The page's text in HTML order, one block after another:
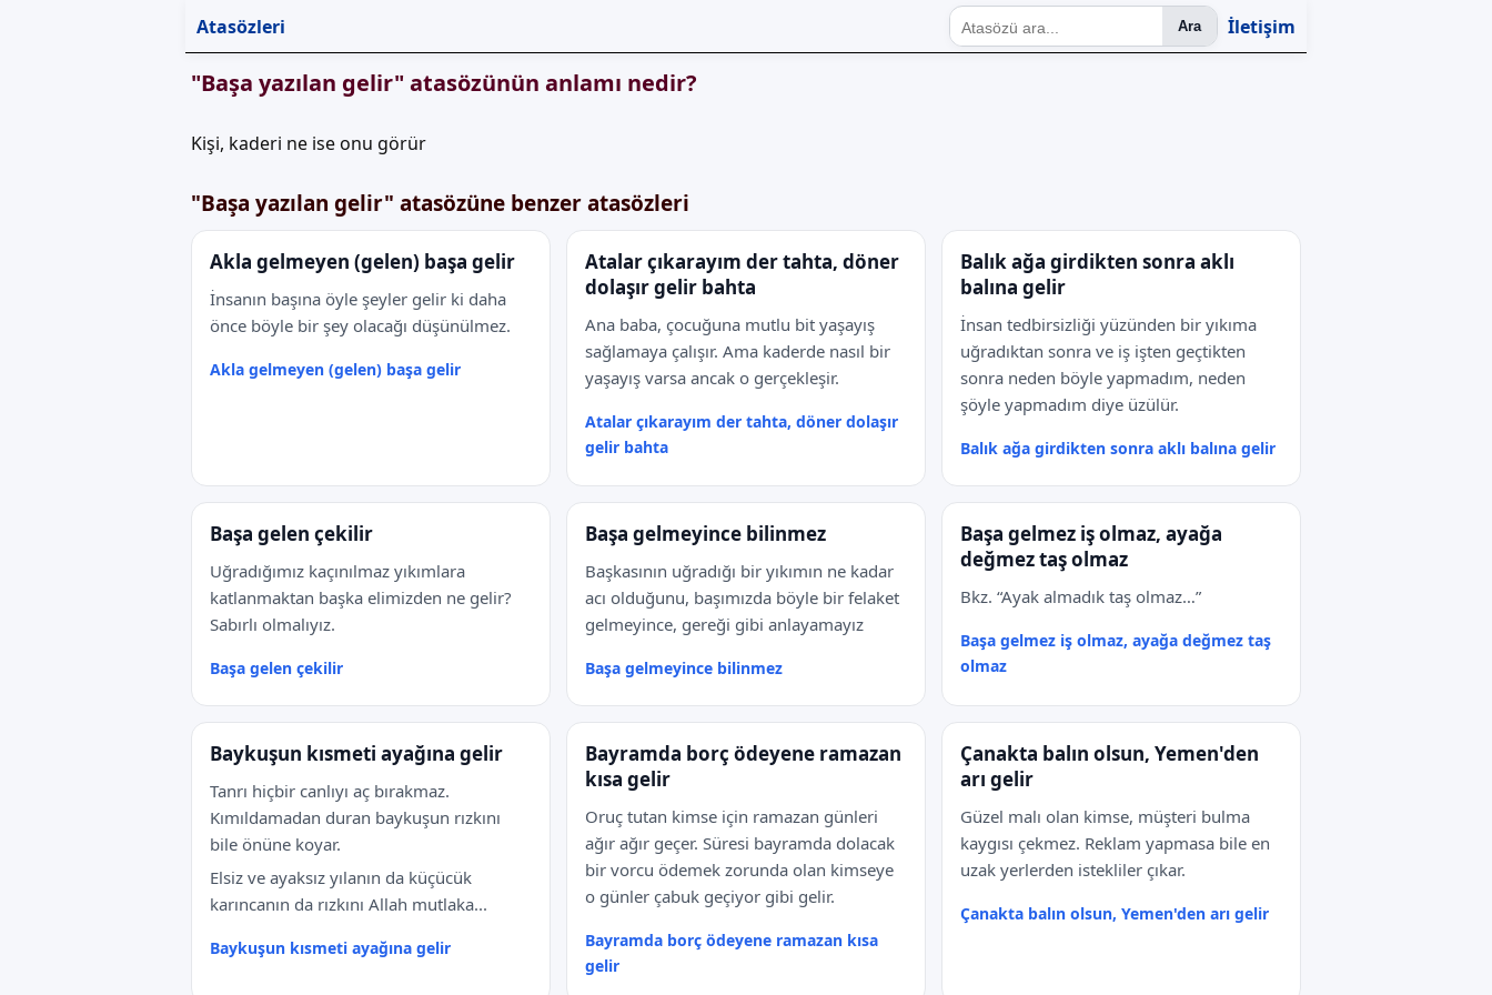
Atasözleri Ara İletişim
"Başa yazılan gelir" atasözünün anlamı nedir?
Kişi, kaderi ne ise onu görür
"Başa yazılan gelir" atasözüne benzer atasözleri
Akla gelmeyen (gelen) başa gelir
İnsanın başına öyle şeyler gelir ki daha
önce böyle bir şey olacağı düşünülmez.
Akla gelmeyen (gelen) başa gelir
Atalar çıkarayım der tahta, döner
dolaşır gelir bahta
Ana baba, çocuğuna mutlu bit yaşayış
sağlamaya çalışır. Ama kaderde nasıl bir
yaşayış varsa ancak o gerçekleşir.
Atalar çıkarayım der tahta, döner dolaşır
gelir bahta
Balık ağa girdikten sonra aklı
balına gelir
İnsan tedbirsizliği yüzünden bir yıkıma
uğradıktan sonra ve iş işten geçtikten
sonra neden böyle yapmadım, neden
şöyle yapmadım diye üzülür.
Balık ağa girdikten sonra aklı balına gelir
Başa gelen çekilir
Uğradığımız kaçınılmaz yıkımlara
katlanmaktan başka elimizden ne gelir?
Sabırlı olmalıyız.
Başa gelen çekilir
Başa gelmeyince bilinmez
Başkasının uğradığı bir yıkımın ne kadar
acı olduğunu, başımızda böyle bir felaket
gelmeyince, gereği gibi anlayamayız
Başa gelmeyince bilinmez
Başa gelmez iş olmaz, ayağa
değmez taş olmaz
Bkz. “Ayak almadık taş olmaz…”
Başa gelmez iş olmaz, ayağa değmez taş
olmaz
Baykuşun kısmeti ayağına gelir
Tanrı hiçbir canlıyı aç bırakmaz.
Kımıldamadan duran baykuşun rızkını
bile önüne koyar.
Elsiz ve ayaksız yılanın da küçücük
karıncanın da rızkını Allah mutlaka...
Baykuşun kısmeti ayağına gelir
Bayramda borç ödeyene ramazan
kısa gelir
Oruç tutan kimse için ramazan günleri
ağır ağır geçer. Süresi bayramda dolacak
bir vorcu ödemek zorunda olan kimseye
o günler çabuk geçiyor gibi gelir.
Bayramda borç ödeyene ramazan kısa
gelir
Çanakta balın olsun, Yemen'den
arı gelir
Güzel malı olan kimse, müşteri bulma
kaygısı çekmez. Reklam yapmasa bile en
uzak yerlerden istekliler çıkar.
Çanakta balın olsun, Yemen'den arı gelir